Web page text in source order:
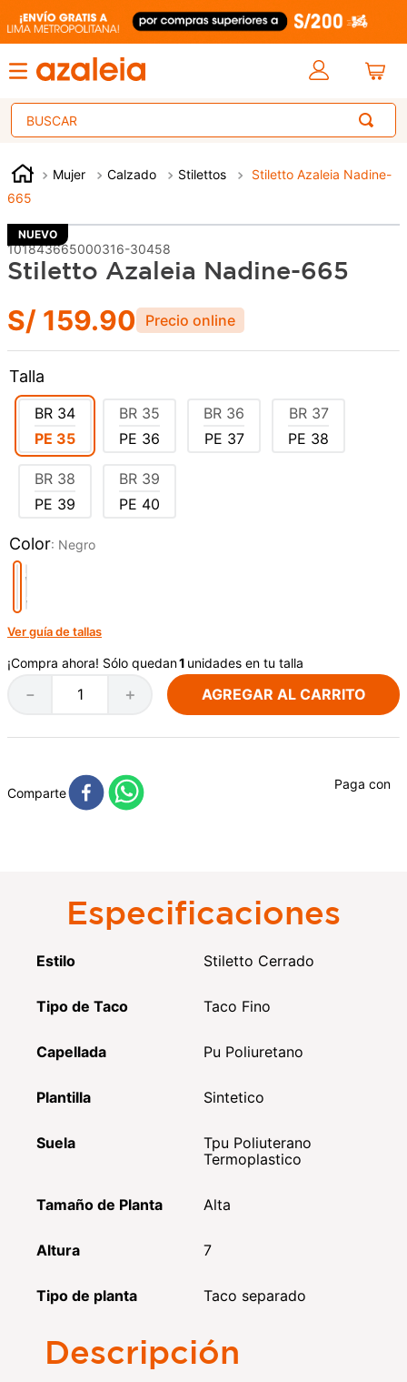
Buscar
Mujer Calzado Stilettos
Stiletto Azaleia Nadine-
665
NUEVO
101843665000316-30458
Stiletto Azaleia Nadine-665
S/ 159.90
Talla
BR 34
PE 35
BR 35
PE 36
BR 36
PE 37
BR 37
PE 38
BR 38
PE 39
BR 39
PE 40
Color: Negro
Ver guía de tallas
¡Compra ahora! Sólo quedan1 unidades en tu talla
＋
－ AGREGAR AL CARRITO
Comparte
Paga con
Especificaciones
Estilo Stiletto Cerrado
Tipo de Taco Taco Fino
Capellada Pu Poliuretano
Plantilla Sintetico
Suela
Tpu Poliuterano
Termoplastico
Tamaño de Planta Alta
Altura 7
Tipo de planta Taco separado
Descripción